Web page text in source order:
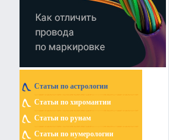
Статьи по астрологии
Статьи по хиромантии
Статьи по рунам
Статьи по нумерологии